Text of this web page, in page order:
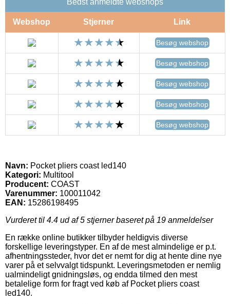
Webshop Stjerner Link
Besøg webshop
Besøg webshop
Besøg webshop
Besøg webshop
Besøg webshop
Navn: Pocket pliers coast led140
Kategori: Multitool
Producent: COAST
Varenummer: 100011042
EAN: 15286198495
Vurderet til 4.4 ud af 5 stjerner baseret på 19 anmeldelser
En række online butikker tilbyder heldigvis diverse
forskellige leveringstyper. En af de mest almindelige er p.t.
afhentningssteder, hvor det er nemt for dig at hente dine nye
varer på et selvvalgt tidspunkt. Leveringsmetoden er nemlig
ualmindeligt gnidningsløs, og endda tilmed den mest
betalelige form for fragt ved køb af Pocket pliers coast
led140.